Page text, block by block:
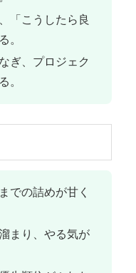
「こうしたら良
。
ぎ、プロジェク
。
での詰めが甘く
まり、やる気が